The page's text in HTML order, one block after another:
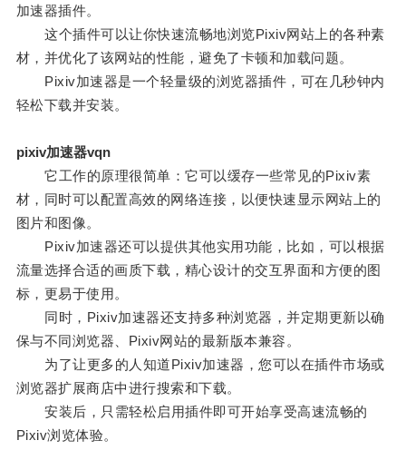
加速器插件。
这个插件可以让你快速流畅地浏览Pixiv网站上的各种素
材，并优化了该网站的性能，避免了卡顿和加载问题。
Pixiv加速器是一个轻量级的浏览器插件，可在几秒钟内
轻松下载并安装。
pixiv加速器vqn
它工作的原理很简单：它可以缓存一些常见的Pixiv素
材，同时可以配置高效的网络连接，以便快速显示网站上的
图片和图像。
Pixiv加速器还可以提供其他实用功能，比如，可以根据
流量选择合适的画质下载，精心设计的交互界面和方便的图
标，更易于使用。
同时，Pixiv加速器还支持多种浏览器，并定期更新以确
保与不同浏览器、Pixiv网站的最新版本兼容。
为了让更多的人知道Pixiv加速器，您可以在插件市场或
浏览器扩展商店中进行搜索和下载。
安装后，只需轻松启用插件即可开始享受高速流畅的
Pixiv浏览体验。